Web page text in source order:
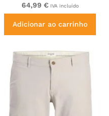
64,99 € IVA incluído
Adicionar ao carrinho